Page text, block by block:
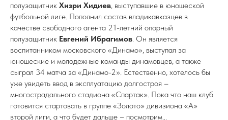
полузащитник Хизри Хидиев, выступавшие в юношеской
футбольной лиге. Пополнил состав владикавказцев в
качестве свободного агента 21-летний опорный
полузащитник Евгений Ибрагимов. Он является
воспитанником московского «Динамо», выступал за
юношеские и молодежные команды динамовцев, а также
сыграл 34 матча за «Динамо-2». Естественно, хотелось бы
уже увидеть ввод в эксплуатацию долгостроя –
многострадального стадиона «Спартак». Пока что наш клуб
готовится стартовать в группе «Золото» дивизиона «А»
второй лиги, а что будет дальше – посмотрим...